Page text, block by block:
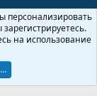
персонализировать
на использование